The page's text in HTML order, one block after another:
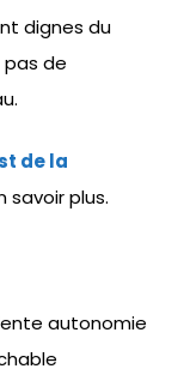
dignes du
de
de la
savoir plus.
autonomie